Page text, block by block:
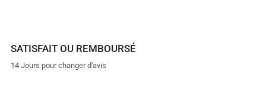
SATISFAIT OU REMBOURSÉ
14 Jours pour changer d'avis